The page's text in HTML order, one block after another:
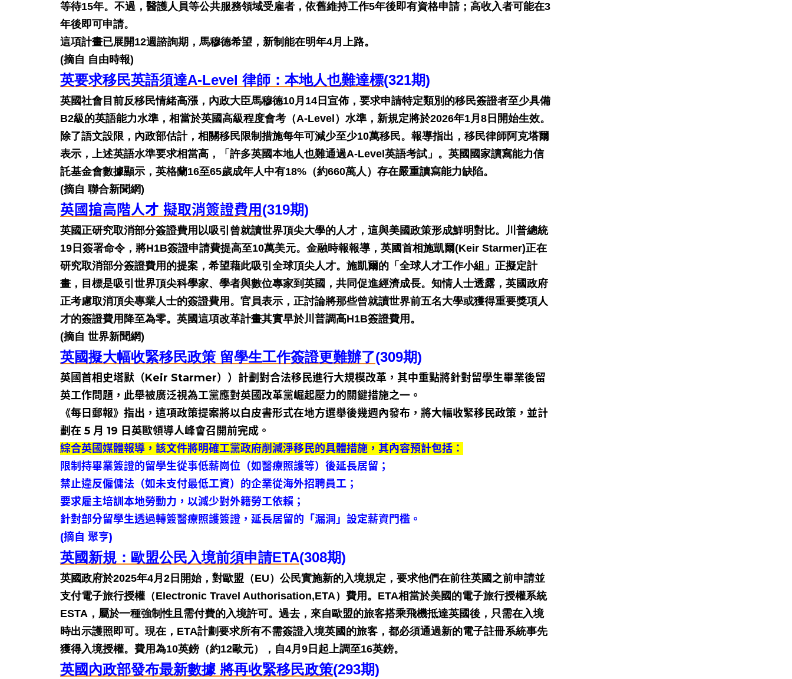
等待15年。不過，醫護人員等公共服務領域受雇者，依舊維持工作5年後即有資格申請；高收入者可能在3
年後即可申請。
這項計畫已展開12週諮詢期，馬穆德希望，新制能在明年4月上路。
(摘自 自由時報)
英要求移民英語須達A-Level 律師：本地人也難達標(321期)
英國社會目前反移民情緒高漲，內政大臣馬穆德10月14日宣佈，要求申請特定類別的移民簽證者至少具備
B2級的英語能力水準，相當於英國高級程度會考（A-Level）水準，新規定將於2026年1月8日開始生效。
除了語文設限，內政部估計，相關移民限制措施每年可減少至少10萬移民。報導指出，移民律師阿克塔爾
表示，上述英語水準要求相當高，「許多英國本地人也難通過A-Level英語考試」。英國國家讀寫能力信
託基金會數據顯示，英格蘭16至65歲成年人中有18%（約660萬人）存在嚴重讀寫能力缺陷。
(摘自 聯合新聞網)
英國搶高階人才 擬取消簽證費用 (319期)
英國正研究取消部分簽證費用以吸引曾就讀世界頂尖大學的人才，這與美國政策形成鮮明對比。川普總統
19日簽署命令，將H1B簽證申請費提高至10萬美元。金融時報報導，英國首相施凱爾(Keir Starmer)正在
研究取消部分簽證費用的提案，希望藉此吸引全球頂尖人才。施凱爾的「全球人才工作小組」正擬定計
畫，目標是吸引世界頂尖科學家、學者與數位專家到英國，共同促進經濟成長。知情人士透露，英國政府
正考慮取消頂尖專業人士的簽證費用。官員表示，正討論將那些曾就讀世界前五名大學或獲得重要獎項人
才的簽證費用降至為零。英國這項改革計畫其實早於川普調高H1B簽證費用。
(摘自 世界新聞網)
英國擬大幅收緊移民政策 留學生工作簽證更難辦了(309期)
英國首相史塔默（Keir Starmer））計劃對合法移民進行大規模改革，其中重點將針對留學生畢業後留
英工作問題，此舉被廣泛視為工黨應對英國改革黨崛起壓力的關鍵措施之一。
《每日郵報》指出，這項政策提案將以白皮書形式在地方選舉後幾週內發布，將大幅收緊移民政策，並計
劃在 5 月 19 日英歐領導人峰會召開前完成。
綜合英國媒體報導，該文件將明確工黨政府削減淨移民的具體措施，其內容預計包括：
限制持畢業簽證的留學生從事低薪崗位（如醫療照護等）後延長居留；
禁止違反僱傭法（如未支付最低工資）的企業從海外招聘員工；
要求雇主培訓本地勞動力，以減少對外籍勞工依賴；
針對部分留學生透過轉簽醫療照護簽證，延長居留的「漏洞」設定薪資門檻。
(摘自 聚亨)
英國新規：歐盟公民入境前須申請ETA(308期)
英國政府於2025年4月2日開始，對歐盟（EU）公民實施新的入境規定，要求他們在前往英國之前申請並
支付電子旅行授權（Electronic Travel Authorisation,ETA）費用。ETA相當於美國的電子旅行授權系統
ESTA，屬於一種強制性且需付費的入境許可。過去，來自歐盟的旅客搭乘飛機抵達英國後，只需在入境
時出示護照即可。現在，ETA計劃要求所有不需簽證入境英國的旅客，都必須通過新的電子註冊系統事先
獲得入境授權。費用為10英鎊（約12歐元），自4月9日起上調至16英鎊。
英國內政部發布最新數據 將再收緊移民政策(293期)